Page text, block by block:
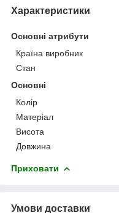
Характеристики
Основні атрибути
Країна виробник
Стан
Основні
Колір
Матеріал
Висота
Довжина
Приховати
Умови доставки